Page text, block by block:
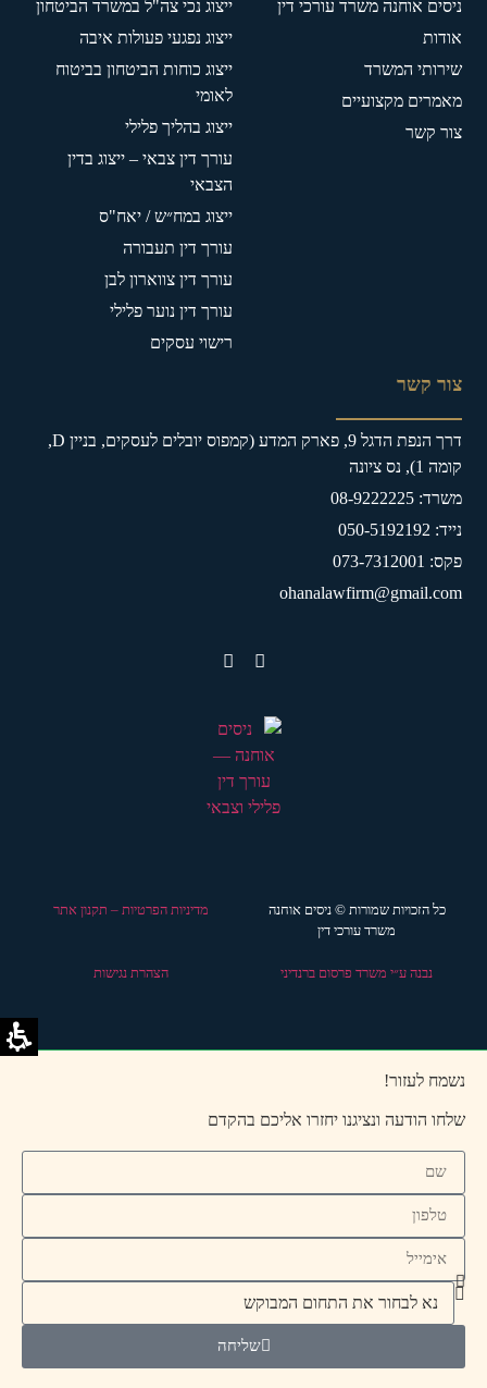
ניסים אוחנה משרד עורכי דין
אודות
שירותי המשרד
מאמרים מקצועיים
צור קשר
ייצוג נכי צה"ל במשרד הביטחון
ייצוג נפגעי פעולות איבה
ייצוג כוחות הביטחון בביטוח
לאומי
ייצוג בהליך פלילי
עורך דין צבאי – ייצוג בדין
הצבאי
ייצוג במח״ש / יאח"ס
עורך דין תעבורה
עורך דין צווארון לבן
עורך דין נוער פלילי
רישוי עסקים
צור קשר
דרך הנפת הדגל 9, פארק המדע (קמפוס יובלים לעסקים, בניין D,
קומה 1), נס ציונה
משרד: 08-9222225
נייד: 050-5192192
פקס: 073-7312001
ohanalawfirm@gmail.com
כל הזכויות שמורות © ניסים אוחנה
משרד עורכי דין
מדיניות הפרטיות – תקנון אתר
נבנה ע״י משרד פרסום ברנדיני הצהרת נגישות
נשמח לעזור!
שלחו הודעה ונציגנו יחזרו אליכם בהקדם
שליחה